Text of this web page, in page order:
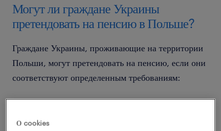
Могут ли граждане Украины
претендовать на пенсию в Польше?
Граждане Украины, проживающие на территории
Польши, могут претендовать на пенсию, если они
соответствуют определенным требованиям:
пенсионных взносов в Польше и в Украине;
О cookies